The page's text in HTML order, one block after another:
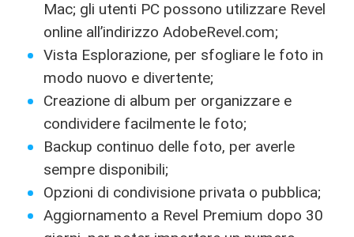
Mac; gli utenti PC possono utilizzare Revel
online all’indirizzo AdobeRevel.com;
Vista Esplorazione, per sfogliare le foto in
modo nuovo e divertente;
Creazione di album per organizzare e
condividere facilmente le foto;
Backup continuo delle foto, per averle
sempre disponibili;
Opzioni di condivisione privata o pubblica;
Aggiornamento a Revel Premium dopo 30